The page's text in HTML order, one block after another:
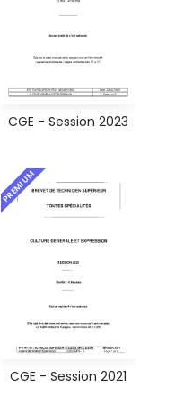
CGE - Session 2023
PREMIUM
CGE - Session 2021